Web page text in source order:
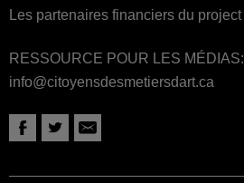
Les partenaires financiers du project
RESSOURCE POUR LES MÉDIAS:
info@citoyensdesmetiersdart.ca